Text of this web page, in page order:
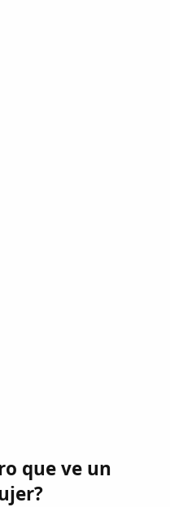
que ve un